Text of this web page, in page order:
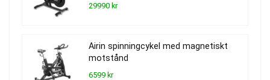
29990 kr
Airin spinningcykel med magnetiskt
motstånd
6599 kr